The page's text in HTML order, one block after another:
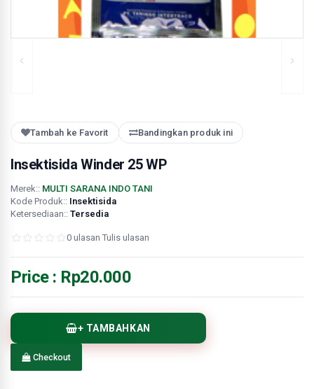
Tambah ke Favorit Bandingkan produk ini
Insektisida Winder 25 WP
Merek:: MULTI SARANA INDO TANI
Kode Produk:: Insektisida
Ketersediaan:: Tersedia
0 ulasan Tulis ulasan
Price : Rp20.000
+ TAMBAHKAN
Checkout